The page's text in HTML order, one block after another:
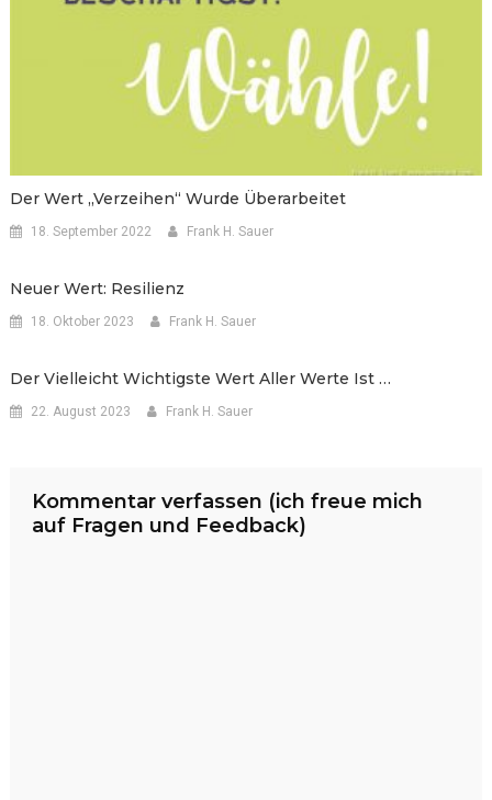
Der Wert „verzeihen“ Wurde Überarbeitet
18. September 2022 Frank H. Sauer
Neuer Wert: Resilienz
18. Oktober 2023 Frank H. Sauer
Der Vielleicht Wichtigste Wert Aller Werte Ist …
22. August 2023 Frank H. Sauer
Kommentar verfassen (ich freue mich
auf Fragen und Feedback)